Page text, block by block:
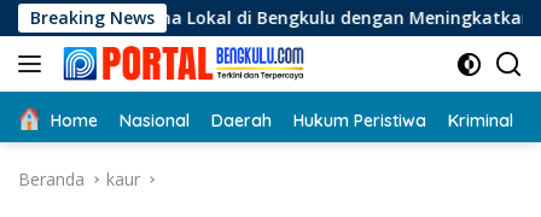
Langsung
ke
konten
Breaking News
Lokal di Bengkulu dengan Meningkatkan Ruang Publik
Home Nasional Daerah Hukum Peristiwa Kriminal
Beranda kaur